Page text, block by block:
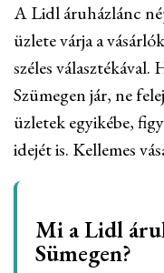
A Lidl áruházlánc
üzlete várja a
széles
Szümegen jár, ne
üzletek egyikébe,
idejét is. Kellemes
Mi a Lidl
Sümegen?